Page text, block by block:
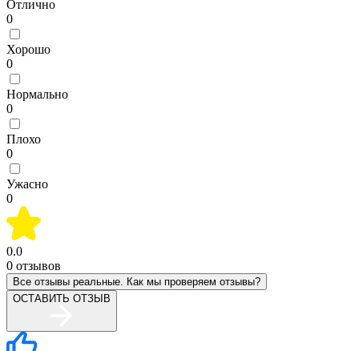
Отлично
0
Хорошо
0
Нормально
0
Плохо
0
Ужасно
0
0.0
0 отзывов
Все отзывы реальные. Как мы проверяем отзывы?
ОСТАВИТЬ ОТЗЫВ